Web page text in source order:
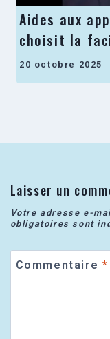
Aides aux
choisit la
20 octobre 2025
Laisser un
Votre adresse e-
obligatoires sont
Commentaire *